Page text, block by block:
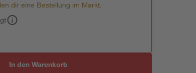
dir eine Bestellung im Markt.
In den Warenkorb